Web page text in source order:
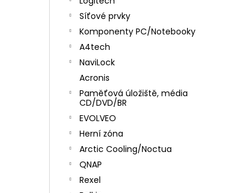
Síťové prvky
Komponenty PC/Notebooky
A4tech
NaviLock
Acronis
Paměťová úložiště, média
CD/DVD/BR
EVOLVEO
Herní zóna
Arctic Cooling/Noctua
QNAP
Rexel